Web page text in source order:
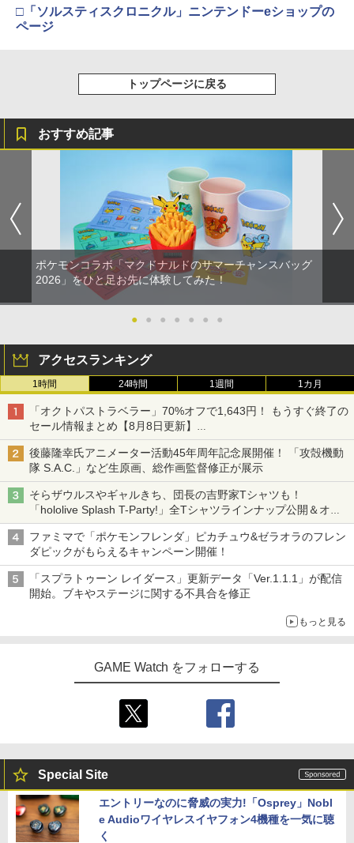
4
★11日までP5倍★【累計22,000個突
明 クリア ニンテンドースイッチ 任天堂
ハードケース 分離式 着脱簡単 スイッチ
【特典】デジモンストーリー タイムスト
レンジャー Switch2版(【早期購入封入
特典】プレオーダーパック＋「デジモン
カードゲーム」プレイアブルカード)
￥6,943
【中古】 アサシン クリード ヴァルハ
ソニー・インタラクティブエンタテイン
通常版 [ECJS-00035 PS5 マーベルス
orner】
￥3,980
【Blu-ray】 [ 松岡広大 ]
ライブ・スペクタクル「NARUTO-ナル
トー」～うずまきナルト物語～【完全生
産限定版】【Blu-ray】 [ 中尾暢樹 ]
￥8,957
￥55,491
ニンテンドープリペイド番号 9000円|オ
ンラインコード版
ニンテンドープリペイド番号 5000円|オ
ンラインコード版
￥5,000
【純正品】DualSense ワイヤレスコン
トローラー ミッドナイト ブラック(CFI-
【純正品】DualSense ワイヤレスコン
トローラー(CFI-ZCT2J)
￥10,737
￥2,618
【国内正規品】Thrustmaster スラスト
マスター TH8S シフター - PC、PS4、P
S5、PS5 Pro、Xbox One、Xbox Serie
s X|S 対応の高精度 H パターン シフター
￥14,141
ナル三方背収納ケース付きコレクション)
(オリジナル特典:オリジナル巾着＋メー
￥10,780
4
劇場版「鬼滅の刃」無限城編 第一章 猗
￥8,698
【Amazon.co.jp限定】劇場版モノノ怪
第三章 蛇神 (オリジナル特典:オリジナル
巾着＋メーカー特典:【坤と離】二振りの
￥8,800
□「ソルスティスクロニクル」ニンテンドーeショップの
ページ
トップページに戻る
おすすめ記事
ポケモンコラボ「マクドナルドのサマーチャンスバッグ
2026」をひと足お先に体験してみた！
● ● ● ● ● ● ●
アクセスランキング
1時間 24時間 1週間 1カ月
「オクトパストラベラー」70%オフで1,643円！ もうすぐ終了の
セール情報まとめ【8月8日更新】
ニンテンドーeショップでは「大神 絶景版」が67%オフで990円
後藤隆幸氏アニメーター活動45年周年記念展開催！ 「攻殻機動
隊 S.A.C.」など生原画、総作画監督修正が展示
そらザウルスやギャルきち、団長の吉野家Tシャツも！
「hololive Splash T-Party!」全Tシャツラインナップ公開＆オン
ライン販売開始
ファミマで「ポケモンフレンダ」ピカチュウ&ゼラオラのフレン
ダピックがもらえるキャンペーン開催！
「スプラトゥーン レイダース」更新データ「Ver.1.1.1」が配信
開始。ブキやステージに関する不具合を修正
もっと見る
GAME Watch をフォローする
Special Site
エントリーなのに脅威の実力!「Osprey」Nobl
e Audioワイヤレスイヤフォン4機種を一気に聴
く